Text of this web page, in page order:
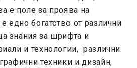
е поле за проява на
едно богатство от различни
знания за шрифта и
и технологии, различни
техники и дизайн,